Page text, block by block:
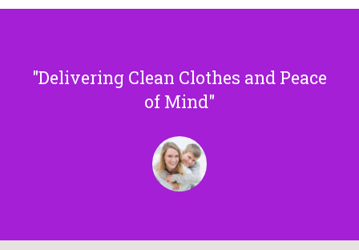
Delivering Clean Clothes and Peace
of Mind